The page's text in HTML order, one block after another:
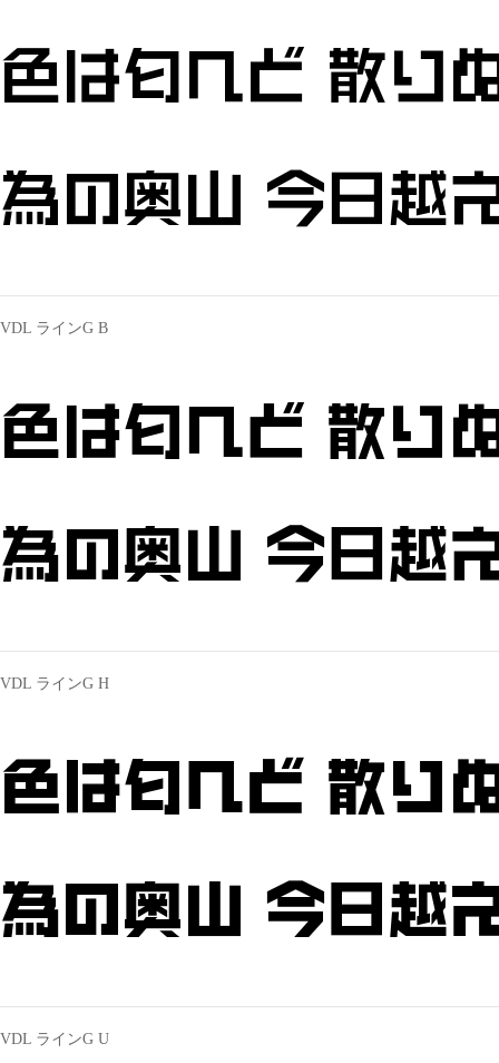
色は匂へど 散り
為の奥山 今日越
VDL ラインG B
色は匂へど 散り
為の奥山 今日越
VDL ラインG H
色は匂へど 散り
為の奥山 今日越
VDL ラインG U